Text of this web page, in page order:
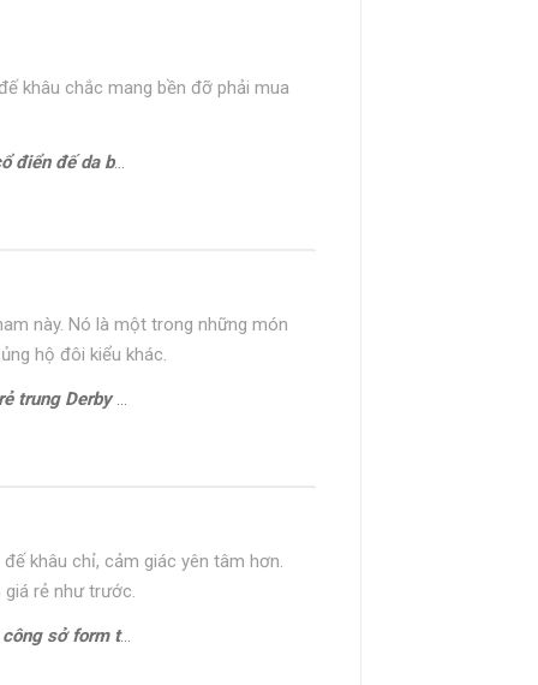
khâu chắc mang bền đỡ phải mua
bò Oxford 1701G
này. Nó là một trong những món
hộ đôi kiểu khác.
CDB0170G
khâu chỉ, cảm giác yên tâm hơn.
rẻ như trước.
gọn Oxford HH22794